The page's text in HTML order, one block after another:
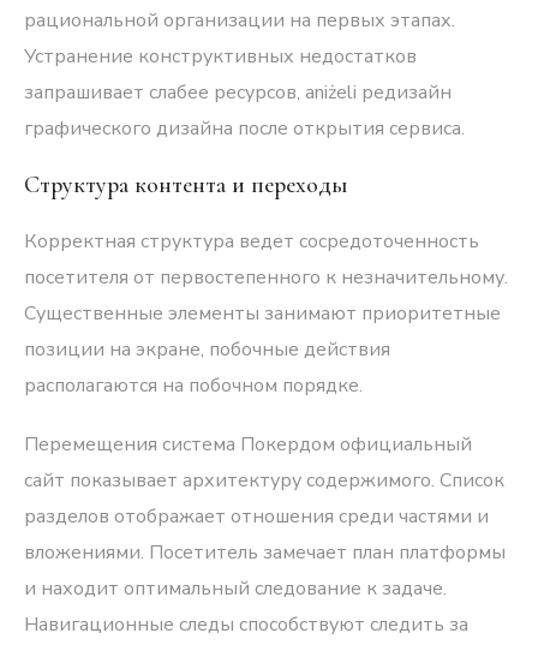
рациональной организации на первых этапах.
Устранение конструктивных недостатков
запрашивает слабее ресурсов, aniżeli редизайн
графического дизайна после открытия сервиса.
Структура контента и переходы
Корректная структура ведет сосредоточенность
посетителя от первостепенного к незначительному.
Существенные элементы занимают приоритетные
позиции на экране, побочные действия
располагаются на побочном порядке.
Перемещения система Покердом официальный
сайт показывает архитектуру содержимого. Список
разделов отображает отношения среди частями и
вложениями. Посетитель замечает план платформы
и находит оптимальный следование к задаче.
Навигационные следы способствуют следить за